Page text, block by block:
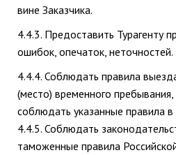
вине Заказчика.
4.4.3. Предоставить Турагенту
ошибок, опечаток, неточностей.
4.4.4. Соблюдать правила
(место) временного
соблюдать указанные правила
4.4.5. Соблюдать
таможенные правила